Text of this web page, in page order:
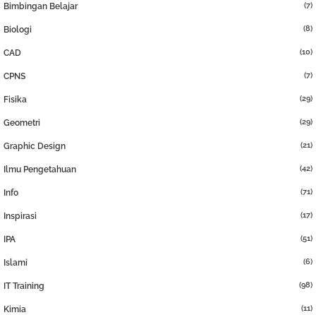
Bimbingan Belajar (7)
Biologi (8)
CAD (10)
CPNS (7)
Fisika (29)
Geometri (29)
Graphic Design (21)
Ilmu Pengetahuan (42)
Info (71)
Inspirasi (17)
IPA (51)
Islami (6)
IT Training (98)
Kimia (11)